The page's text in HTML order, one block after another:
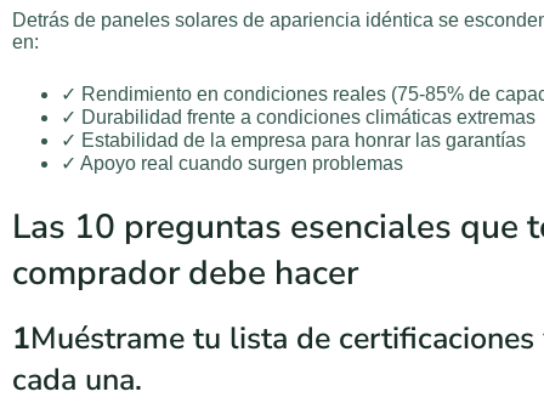
Detrás de paneles solares de apariencia idéntica se
en:
✓ Rendimiento en condiciones reales (75-85% de
✓ Durabilidad frente a condiciones climáticas extremas
✓ Estabilidad de la empresa para honrar las garantías
✓ Apoyo real cuando surgen problemas
Las 10 preguntas esenciales que
comprador debe hacer
1Muéstrame tu lista de
cada una.